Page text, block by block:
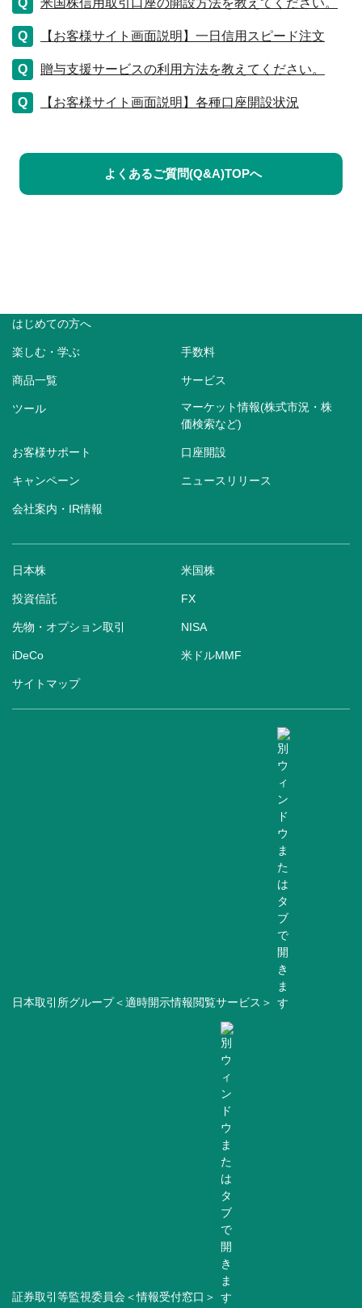
【お客様サイト画面説明】一日信用スピード注文
贈与支援サービスの利用方法を教えてください。
【お客様サイト画面説明】各種口座開設状況
よくあるご質問(Q&A)TOPへ
はじめての方へ
楽しむ・学ぶ 手数料
商品一覧 サービス
ツール
マーケット情報(株式市況・株
価検索など)
お客様サポート 口座開設
キャンペーン ニュースリリース
会社案内・IR情報
日本株 米国株
投資信託 FX
先物・オプション取引 NISA
iDeCo 米ドルMMF
サイトマップ
日本取引所グループ＜適時開示情報閲覧サービス＞
証券取引等監視委員会＜情報受付窓口＞